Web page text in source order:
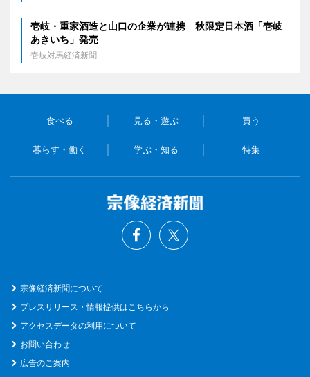
壱岐・重家酒造と山口の企業が連携 秋限定日本酒「壱岐
あきいち」発売
壱岐対馬経済新聞
食べる 見る・遊ぶ 買う
暮らす・働く 学ぶ・知る 特集
宗像経済新聞について
プレスリリース・情報提供はこちらから
アクセスデータの利用について
お問い合わせ
広告のご案内